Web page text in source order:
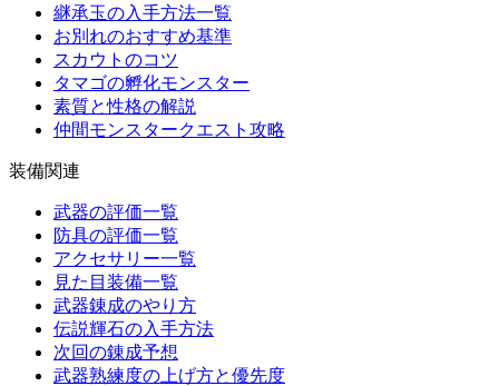
継承玉の入手方法一覧
お別れのおすすめ基準
スカウトのコツ
タマゴの孵化モンスター
素質と性格の解説
仲間モンスタークエスト攻略
装備関連
武器の評価一覧
防具の評価一覧
アクセサリー一覧
見た目装備一覧
武器錬成のやり方
伝説輝石の入手方法
次回の錬成予想
武器熟練度の上げ方と優先度